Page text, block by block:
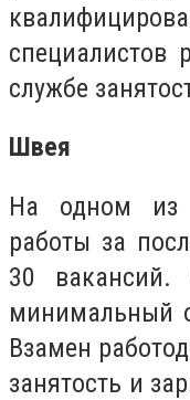
специалистов
службе
Швея
На одном из
работы за
30 вакансий.
минимальный
Взамен
занятость и